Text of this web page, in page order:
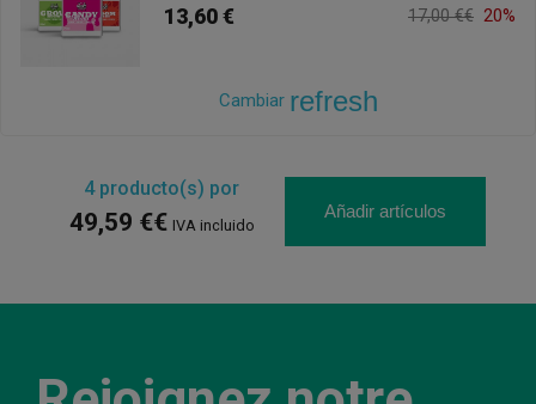
13,60 € 17,00 €€ 20%
Cambiar refresh
4producto(s) por
49,59 €€ IVA incluido
Añadir artículos